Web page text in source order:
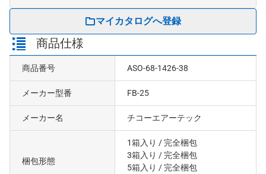
マイカタログへ登録
商品仕様
商品番号 ASO-68-1426-38
メーカー型番 FB-25
メーカー名 チコーエアーテック
梱包形態
1箱入り / 完全梱包
3箱入り / 完全梱包
5箱入り / 完全梱包